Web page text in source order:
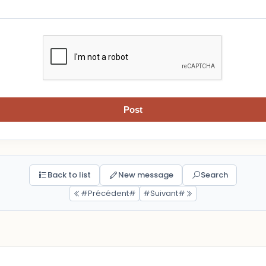
Post
Back to list New message
Search
#Précédent#
#Suivant#